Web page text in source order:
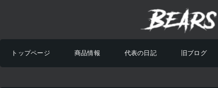
トップページ 商品情報 代表の日記 旧ブログ